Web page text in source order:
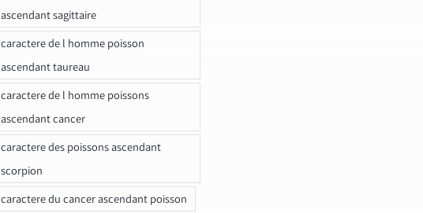
ascendant sagittaire
caractere de l homme poisson
ascendant taureau
caractere de l homme poissons
ascendant cancer
caractere des poissons ascendant
scorpion
caractere du cancer ascendant poisson